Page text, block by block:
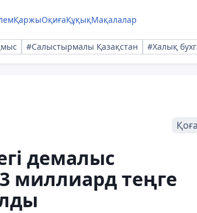
ҚаржыОқиғаҚұқықМақалалар
#Салыстырмалы Қазақстан #Халық
демалыс
миллиард теңге